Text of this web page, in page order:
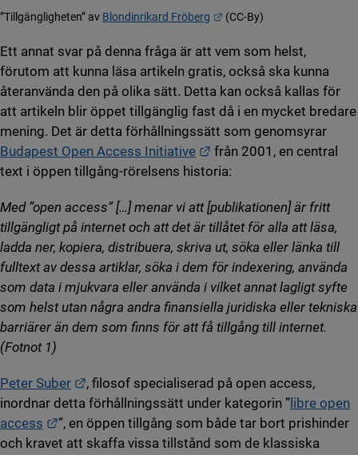
”Tillgängligheten” av Blondinrikard Fröberg Länk till annan webbplats.
(CC-By)
Ett annat svar på denna fråga är att vem som helst,
förutom att kunna läsa artikeln gratis, också ska kunna
återanvända den på olika sätt. Detta kan också kallas för
att artikeln blir öppet tillgänglig fast då i en mycket bredare
mening. Det är detta förhållningssätt som genomsyrar
Budapest Open Access Initiative
Länk till annan
från 2001, en central
text i öppen tillgång-rörelsens historia:
Med ”open access” […] menar vi att [publikationen] är fritt
tillgängligt på internet och att det är tillåtet för alla att läsa,
ladda ner, kopiera, distribuera, skriva ut, söka eller länka till
fulltext av dessa artiklar, söka i dem för indexering, använda
som data i mjukvara eller använda i vilket annat lagligt syfte
som helst utan några andra finansiella juridiska eller tekniska
barriärer än dem som finns för att få tillgång till internet.
(Fotnot 1)
Peter Suber Länk till annan webbplats.
, filosof specialiserad på open access,
inordnar detta förhållningssätt under kategorin ” libre open
access
Länk till annan webbplats.
”, en öppen tillgång som både tar bort prishinder
och kravet att skaffa vissa tillstånd som de klassiska